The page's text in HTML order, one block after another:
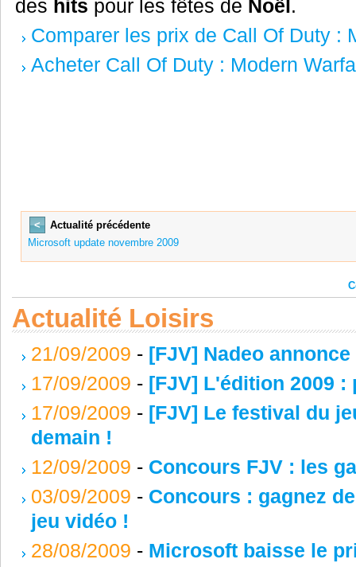
des hits pour les fêtes de Noël.
Comparer les prix de Call Of Duty :
Acheter Call Of Duty : Modern
<
Actualité précédente
Microsoft update novembre 2009
Actualité Loisirs
21/09/2009 - [FJV] Nadeo
17/09/2009 - [FJV] L'édition 2009
17/09/2009 - [FJV] Le festival du
demain !
12/09/2009 - Concours FJV : les
03/09/2009 - Concours : gagnez
jeu vidéo !
28/08/2009 - Microsoft baisse le